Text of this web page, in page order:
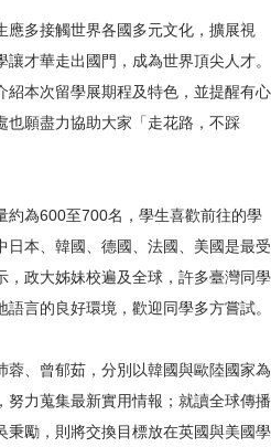
多接觸世界各國多元文化，擴展視
才華走出國門，成為世界頂尖人才。
紹本次留學展期程及特色，並提醒有心
也願盡力協助大家「走花路，不踩
約為600至700名，學生喜歡前往的學
日本、韓國、德國、法國、美國是最受
，政大姊妹校遍及全球，許多臺灣同學
言的良好環境，歡迎同學多方嘗試。
蓉、曾郁茹，分別以韓國與歐陸國家為
努力蒐集最新實用情報；就讀全球傳播
秉勵，則將交換目標放在英國與美國學